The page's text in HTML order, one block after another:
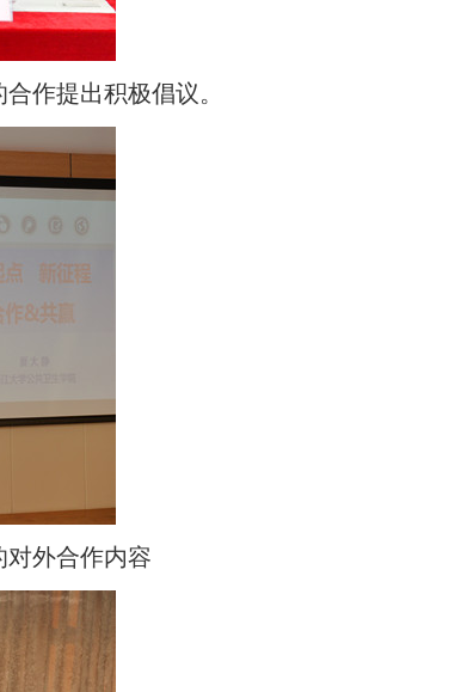
作提出积极倡议。
外合作内容